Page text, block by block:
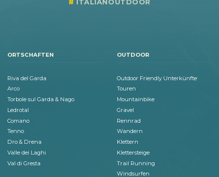
ITALIANOUTDOOR
ORTSCHAFTEN
Riva del Garda
Arco
Torbole sul Garda & Nago
Ledrotal
Comano
Tenno
Dro & Drena
Valle dei Laghi
Val di Gresta
OUTDOOR
Outdoor Friendly Unterkünfte
Touren
Mountainbike
Gravel
Rennrad
Wandern
Klettern
Klettersteige
Trail Running
Windsurfen